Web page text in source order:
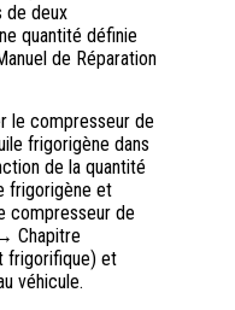
de deux
quantité définie
de Réparation
le compresseur de
frigorigène dans
de la quantité
frigorigène et
compresseur de
Chapitre
frigorifique) et
véhicule.